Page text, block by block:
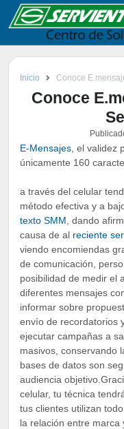
Inicio Conoce
Conoce
E-Mensajes , el
únicamente 160
a través del celular
método efectiva y a
texto SMM , dando
causa de al reciente
viendo encomiendas
de comunicación,
posibilidad de medir el
diferentes mensajes
informar sobre
envío de recordatorios
ejecutar campañas a
masivos, conservando
bases de datos son
audiencia
celular, tu técnica
tus clientes utilizan
la relación entre marca